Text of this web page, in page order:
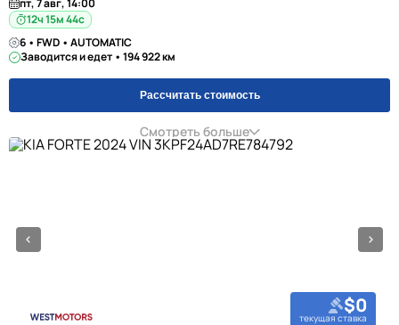
пт, 7 авг, 14:00
12ч 15м 44с
6 • FWD • AUTOMATIC
Заводится и едет • 194 922 км
Рассчитать стоимость
Смотреть больше
$0
текущая ставка